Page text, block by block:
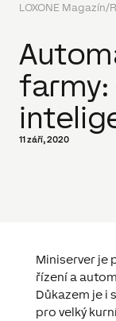
LOXONE Magazín/
farmy:
11 září, 2020
Miniserver je
řízení a
Důkazem je i
pro velký